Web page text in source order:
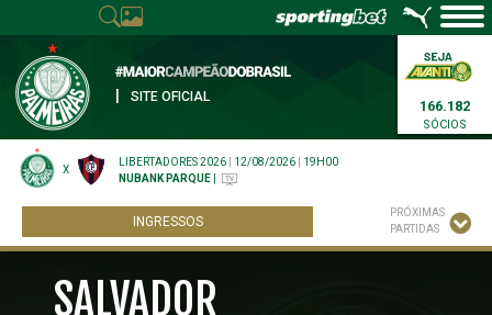
SITE OFICIAL
166.182
SÓCIOS
X
LIBERTADORES 2026 12/08/2026
19H00
NUBANK PARQUE
INGRESSOS
PRÓXIMAS
PARTIDAS
SALVADOR